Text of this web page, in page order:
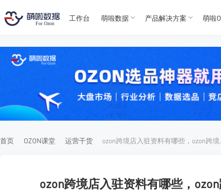
For
For
工作台 萌啦数据 产品解决方案 萌啦
首页 OZON课堂 运营干货
ozon跨境店入驻资料有哪些，